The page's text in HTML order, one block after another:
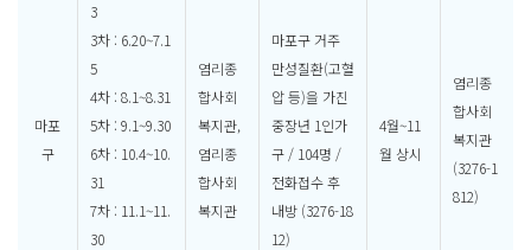
마포
구
3
3차 : 6.20~7.1
5
4차 : 8.1~8.31
5차 : 9.1~9.30
6차 : 10.4~10.
31
7차 : 11.1~11.
30
염리종
합사회
복지관,
염리종
합사회
복지관
마포구 거주
만성질환(고혈
압 등)을 가진
중장년 1인가
구 / 104명 /
전화접수 후
내방 (3276-18
12)
4월~11
월 상시
염리종
합사회
복지관
(3276-1
812)